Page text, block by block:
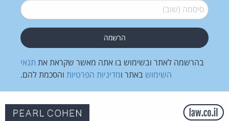
סיסמה (שוב)*
בהרשמה לאתר ובשימוש בו אתה מאשר שקראת את תנאי
השימוש באתר ומדיניות הפרטיות והסכמת להם.